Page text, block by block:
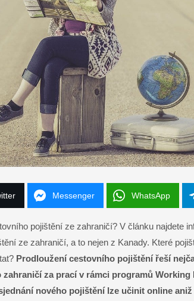
Messenger WhatsApp
pojištění ze zahraničí? V článku najdete
ze zahraničí, a to nejen z Kanady. Které
Prodloužení cestovního pojištění řeší
za prací v rámci programů Working
nového pojištění lze učinit online